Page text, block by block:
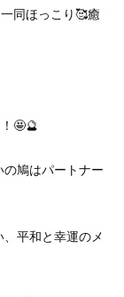
同ほっこり🥰癒
🤩🔮
鳩はパートナー
平和と幸運のメ